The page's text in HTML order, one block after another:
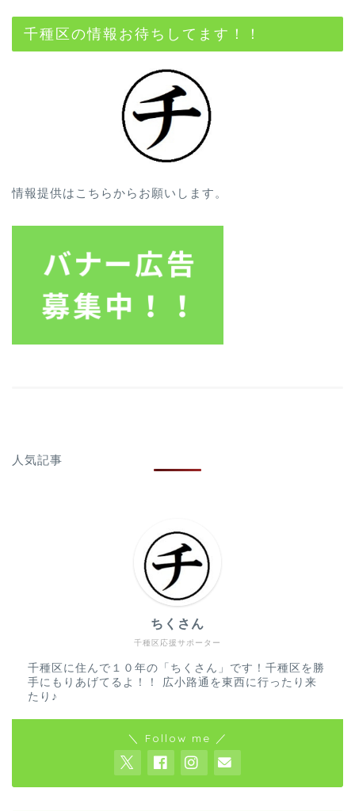
千種区の情報お待ちしてます！！
情報提供はこちらからお願いします。
人気記事
千種区応援サポーター
ちくさん
千種区に住んで１０年の「ちくさん」です！千種区を勝
手にもりあげてるよ！！ 広小路通を東西に行ったり来
たり♪
＼ Follow me ／